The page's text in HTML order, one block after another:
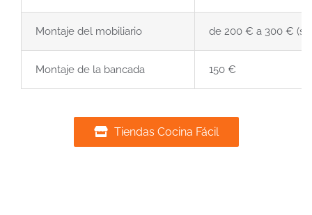
Montaje del mobiliario de 200 € a 300 €
Montaje de la bancada 150 €
Tiendas Cocina Fácil